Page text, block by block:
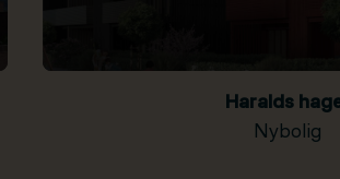
Haralds
Nybolig